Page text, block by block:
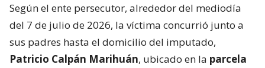
Según el ente persecutor, alrededor del mediodía
del 7 de julio de 2026, la víctima concurrió junto a
sus padres hasta el domicilio del imputado,
Patricio Calpán Marihuán, ubicado en la parcela